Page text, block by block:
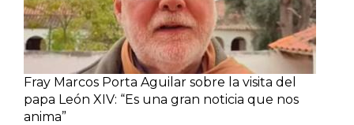
Fray Marcos Porta Aguilar sobre la visita del
papa León XIV: “Es una gran noticia que nos
anima”